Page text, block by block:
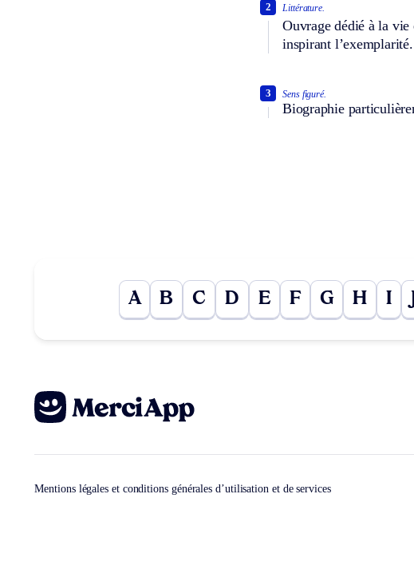
Littérature.
Ouvrage dédié à la
inspirant l’exemplarité.
2
Sens figuré.
Biographie
3
A B C D E F G H I
Mentions légales et conditions générales d’utilisation et de services